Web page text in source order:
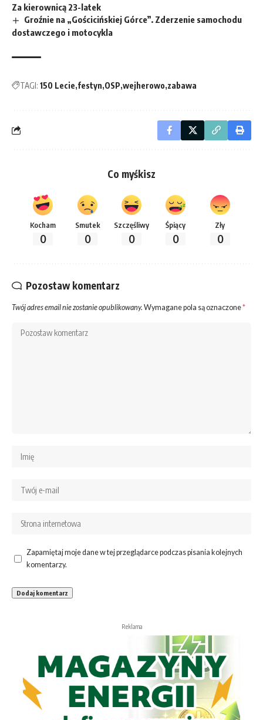
Za kierownicą 23-latek
Groźnie na „Gościcińskiej Górce”. Zderzenie samochodu
dostawczego i motocykla
TAGI: 150 Lecie festyn OSP wejherowo zabawa
Co myśkisz
Kocham
0
Smutek
0
Szczęśliwy
0
Śpiący
0
Zły
0
Pozostaw komentarz
Twój adres email nie zostanie opublikowany. Wymagane pola są oznaczone*
Zapamiętaj moje dane w tej przeglądarce podczas pisania kolejnych
komentarzy.
Reklama